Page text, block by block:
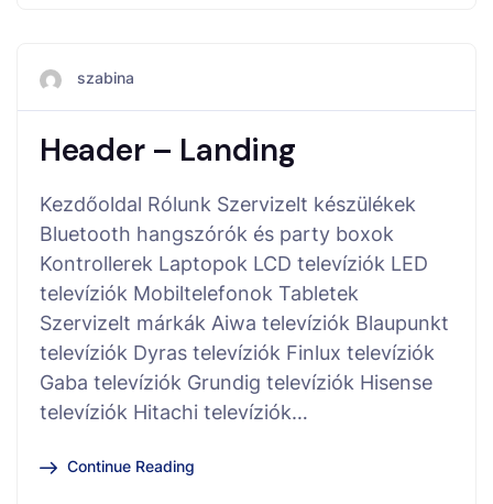
szabina
Header – Landing
Kezdőoldal Rólunk Szervizelt készülékek
Bluetooth hangszórók és party boxok
Kontrollerek Laptopok LCD televíziók LED
televíziók Mobiltelefonok Tabletek
Szervizelt márkák Aiwa televíziók Blaupunkt
televíziók Dyras televíziók Finlux televíziók
Gaba televíziók Grundig televíziók Hisense
televíziók Hitachi televíziók…
Continue Reading